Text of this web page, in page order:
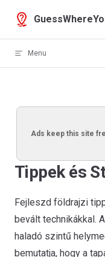
Skip to content
Menu
Ads keep this site
Tippek és
Fejleszd földrajzi
bevált technikákkal.
haladó szintű
bemutatja, hogy a